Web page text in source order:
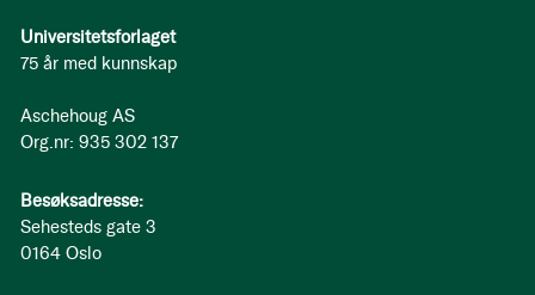
Universitetsforlaget
75 år med kunnskap
Aschehoug AS
Org.nr: 935 302 137
Besøksadresse:
Sehesteds gate 3
0164 Oslo